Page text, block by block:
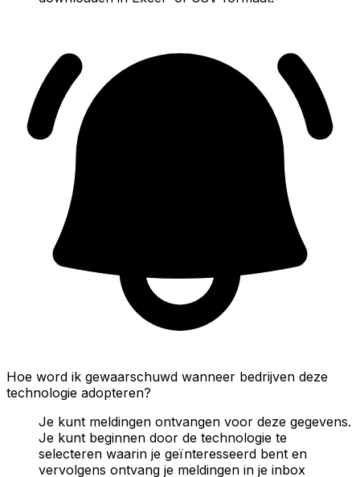
Hoe word ik gewaarschuwd wanneer bedrijven deze
technologie adopteren?
Je kunt meldingen ontvangen voor deze gegevens.
Je kunt beginnen door de technologie te
selecteren waarin je geïnteresseerd bent en
vervolgens ontvang je meldingen in je inbox